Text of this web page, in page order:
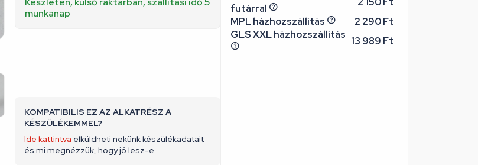
munkanap
KOMPATIBILIS EZ AZ ALKATRÉSZ A
KÉSZÜLÉKEMMEL?
Ide kattintva elküldheti nekünk készülékadatait
és mi megnézzük, hogy jó lesz-e.
futárral
MPL házhozszállítás
2 290 Ft
GLS XXL házhozszállítás
13 989 Ft